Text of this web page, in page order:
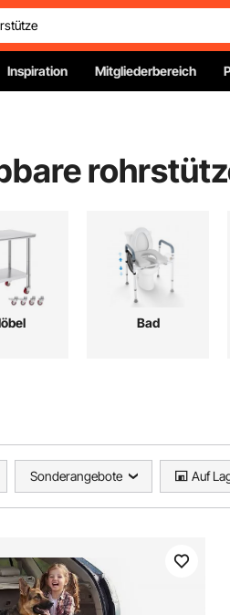
Inspiration Mitgliederbereich
Bad
Sonderangebote Auf